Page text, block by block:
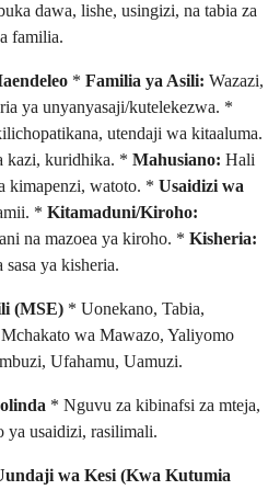
dawa, lishe, usingizi, na tabia za
familia.
* Familia ya Asili: Wazazi,
ya unyanyasaji/kutelekezwa. *
utendaji wa kitaaluma.
kazi, kuridhika. * Mahusiano: Hali
kimapenzi, watoto. * Usaidizi wa
* Kitamaduni/Kiroho:
na mazoea ya kiroho. * Kisheria:
ya kisheria.
(MSE) * Uonekano, Tabia,
wa Mawazo, Yaliyomo
Ufahamu, Uamuzi.
* Nguvu za kibinafsi za mteja,
ya usaidizi, rasilimali.
wa Kesi (Kwa Kutumia